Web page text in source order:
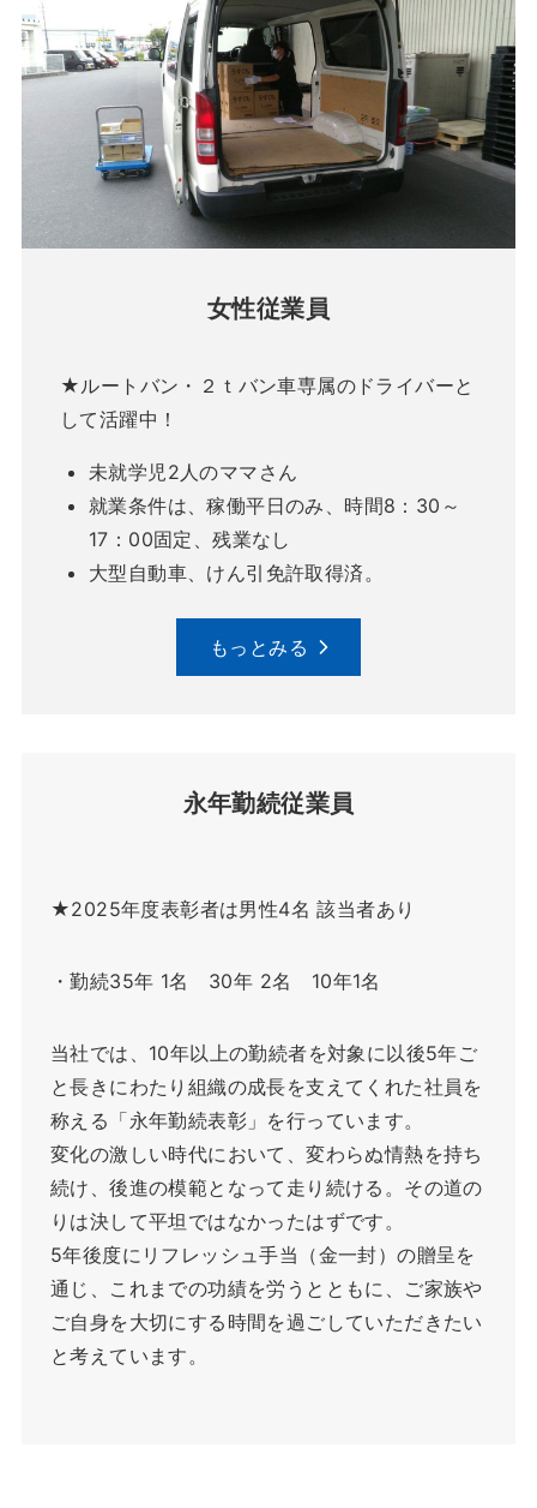
女性従業員
★ルートバン・２ｔバン車専属のドライバーと
して活躍中！
未就学児2人のママさん
就業条件は、稼働平日のみ、時間8：30～
17：00固定、残業なし
大型自動車、けん引免許取得済。
もっとみる
永年勤続従業員
★2025年度表彰者は男性4名 該当者あり
・勤続35年 1名 30年 2名 10年1名
当社では、10年以上の勤続者を対象に以後5年ご
と長きにわたり組織の成長を支えてくれた社員を
称える「永年勤続表彰」を行っています。
変化の激しい時代において、変わらぬ情熱を持ち
続け、後進の模範となって走り続ける。その道の
りは決して平坦ではなかったはずです。
5年後度にリフレッシュ手当（金一封）の贈呈を
通じ、これまでの功績を労うとともに、ご家族や
ご自身を大切にする時間を過ごしていただきたい
と考えています。